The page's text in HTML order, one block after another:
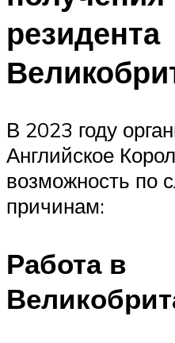
резидента
В 2023 году
Английское
возможность по
причинам:
Работа в